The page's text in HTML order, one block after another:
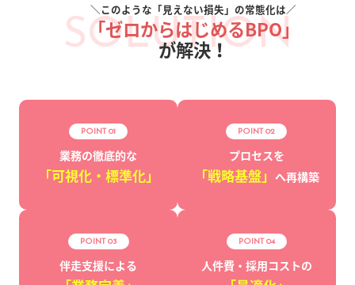
＼このような「見えない損失」の常態化は／
「ゼロからはじめるBPO」
が解決！
SOLUTION
POINT 01
業務の徹底的な
「可視化・ 標準化」
POINT 02
プロセスを
「戦略基盤」 へ再構築
POINT 03
伴走支援による
POINT 04
人件費・採用コストの